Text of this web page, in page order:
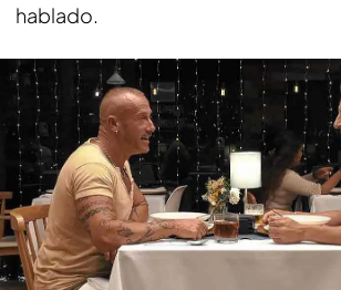
hablado.